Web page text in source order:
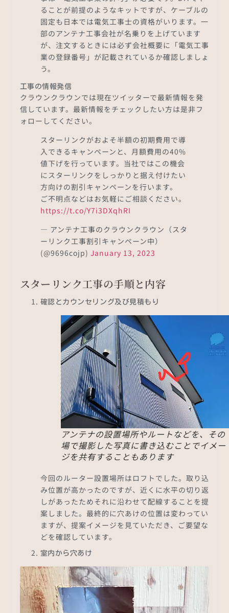
ることが前提のようなキットですが、ケーブルの
固定も日本では電気工事士の資格がいります。一
部のアンテナ工事会社が名乗りを上げています
が、注文するときには必ず会社概要に「電気工事
業の登録番号」が記載されているか確認しましょ
う。
工事の情報発信
クラウンクラウンでは現在ツイッターで最新情報を発
信しています。最新情報をチェックしたい方は是非フ
ォローしてください。
スターリンクがおよそ半額の初期費用で導
入できるキャンペーンと、月額費用の40%
値下げを行っています。当社ではこの機会
にスターリンクをしっかりと据え付けたい
方向けの割引キャンペーンを行います。
ご不明点などはお気軽にご相談ください。
https://t.co/Y7i3DXqhRI
— アンテナ工事のクラウンクラウン（スタ
ーリンク工事割引キャンペーン中）
(@9696cojp) January 13, 2023
スターリンク工事の手順と内容
確認とカウンセリング及び見積もり
アンテナの設置場所やルートなどを、その
場で撮影した写真に書き込むことでイメー
ジを共有することもあります
今回のルーター設置場所はロフトでした。取り込
み位置が高かったのですが、近くに水平の切り返
しがあったためそれに沿わせて配線することを提
案しました。最終的に穴あけの位置は変わってい
ますが、提案イメージを見ていただき、ご要望な
どを確認しています。
室内から穴あけ